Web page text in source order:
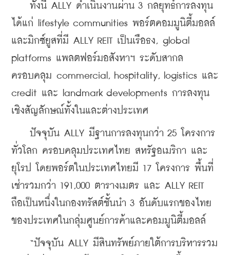
ทั้งนี้ ALLY ดำเนินงานผ่าน 3 กลยุทธ์การลงทุน
ได้แก่ lifestyle communities พอร์ตคอมมูนิตี้มอลล์
และมิกซ์ยูสที่มี ALLY REIT เป็นเรือธง, global
platforms แพลตฟอร์มอสังหาฯ ระดับสากล
ครอบคลุม commercial, hospitality, logistics และ
credit และ landmark developments การลงทุน
เชิงสัญลักษณ์ทั้งในและต่างประเทศ
ปัจจุบัน ALLY มีฐานการลงทุนกว่า 25 โครงการ
ทั่วโลก ครอบคลุมประเทศไทย สหรัฐอเมริกา และ
ยุโรป โดยพอร์ตในประเทศไทยมี 17 โครงการ พื้นที่
เช่ารวมกว่า 191,000 ตารางเมตร และ ALLY REIT
ถือเป็นหนึ่งในกองทรัสต์ชั้นนำ 3 อันดับแรกของไทย
ของประเทศในกลุ่มศูนย์การค้าและคอมมูนิตี้มอลล์
“ปัจจุบัน ALLY มีสินทรัพย์ภายใต้การบริหารรวม